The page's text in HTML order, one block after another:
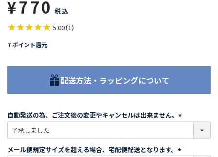
¥770 税込
5.00（1）
7 ポイント還元
配送方法・ラッピングについて
自動発送の為、ご注文後の変更やキャンセルは出来ません。
必
)
メール便規定サイズを超える場合、宅配便配送となります。